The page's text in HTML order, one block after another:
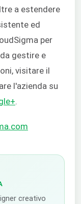
a estendere
ed
per
gestire e
visitare il
l'azienda su
.
creativo